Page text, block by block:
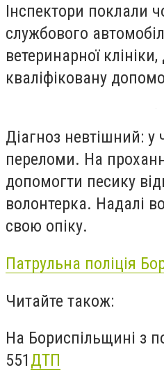
Інспектори поклали
службового
ветеринарної
кваліфіковану
Діагноз невтішний: у
переломи. На
допомогти песику
волонтерка. Надалі
свою опіку.
Патрульна поліція
Читайте також:
На Бориспільщині з
551 ДТП